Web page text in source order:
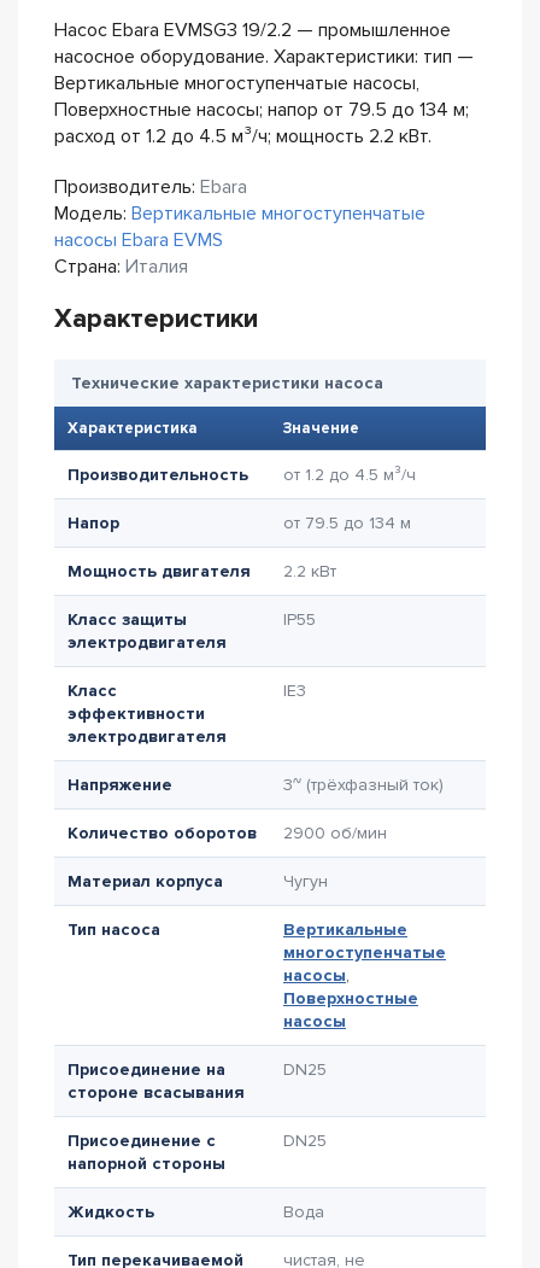
Насос Ebara EVMSG3 19/2.2 — промышленное
насосное оборудование. Характеристики: тип —
Вертикальные многоступенчатые насосы,
Поверхностные насосы; напор от 79.5 до 134 м;
расход от 1.2 до 4.5 м³/ч; мощность 2.2 кВт.
Производитель: Ebara
Модель: Вертикальные многоступенчатые
насосы Ebara EVMS
Страна: Италия
Характеристики
Технические характеристики насоса
Характеристика Значение
Производительность от 1.2 до 4.5 м³/ч
Напор от 79.5 до 134 м
Мощность двигателя 2.2 кВт
Класс защиты
электродвигателя
IP55
Класс
эффективности
электродвигателя
IE3
Напряжение 3~ (трёхфазный ток)
Количество оборотов 2900 об/мин
Материал корпуса Чугун
Тип насоса
Вертикальные
многоступенчатые
насосы,
Поверхностные
насосы
Присоединение на
стороне всасывания
DN25
Присоединение с
напорной стороны
DN25
Жидкость Вода
Тип перекачиваемой
чистая, не